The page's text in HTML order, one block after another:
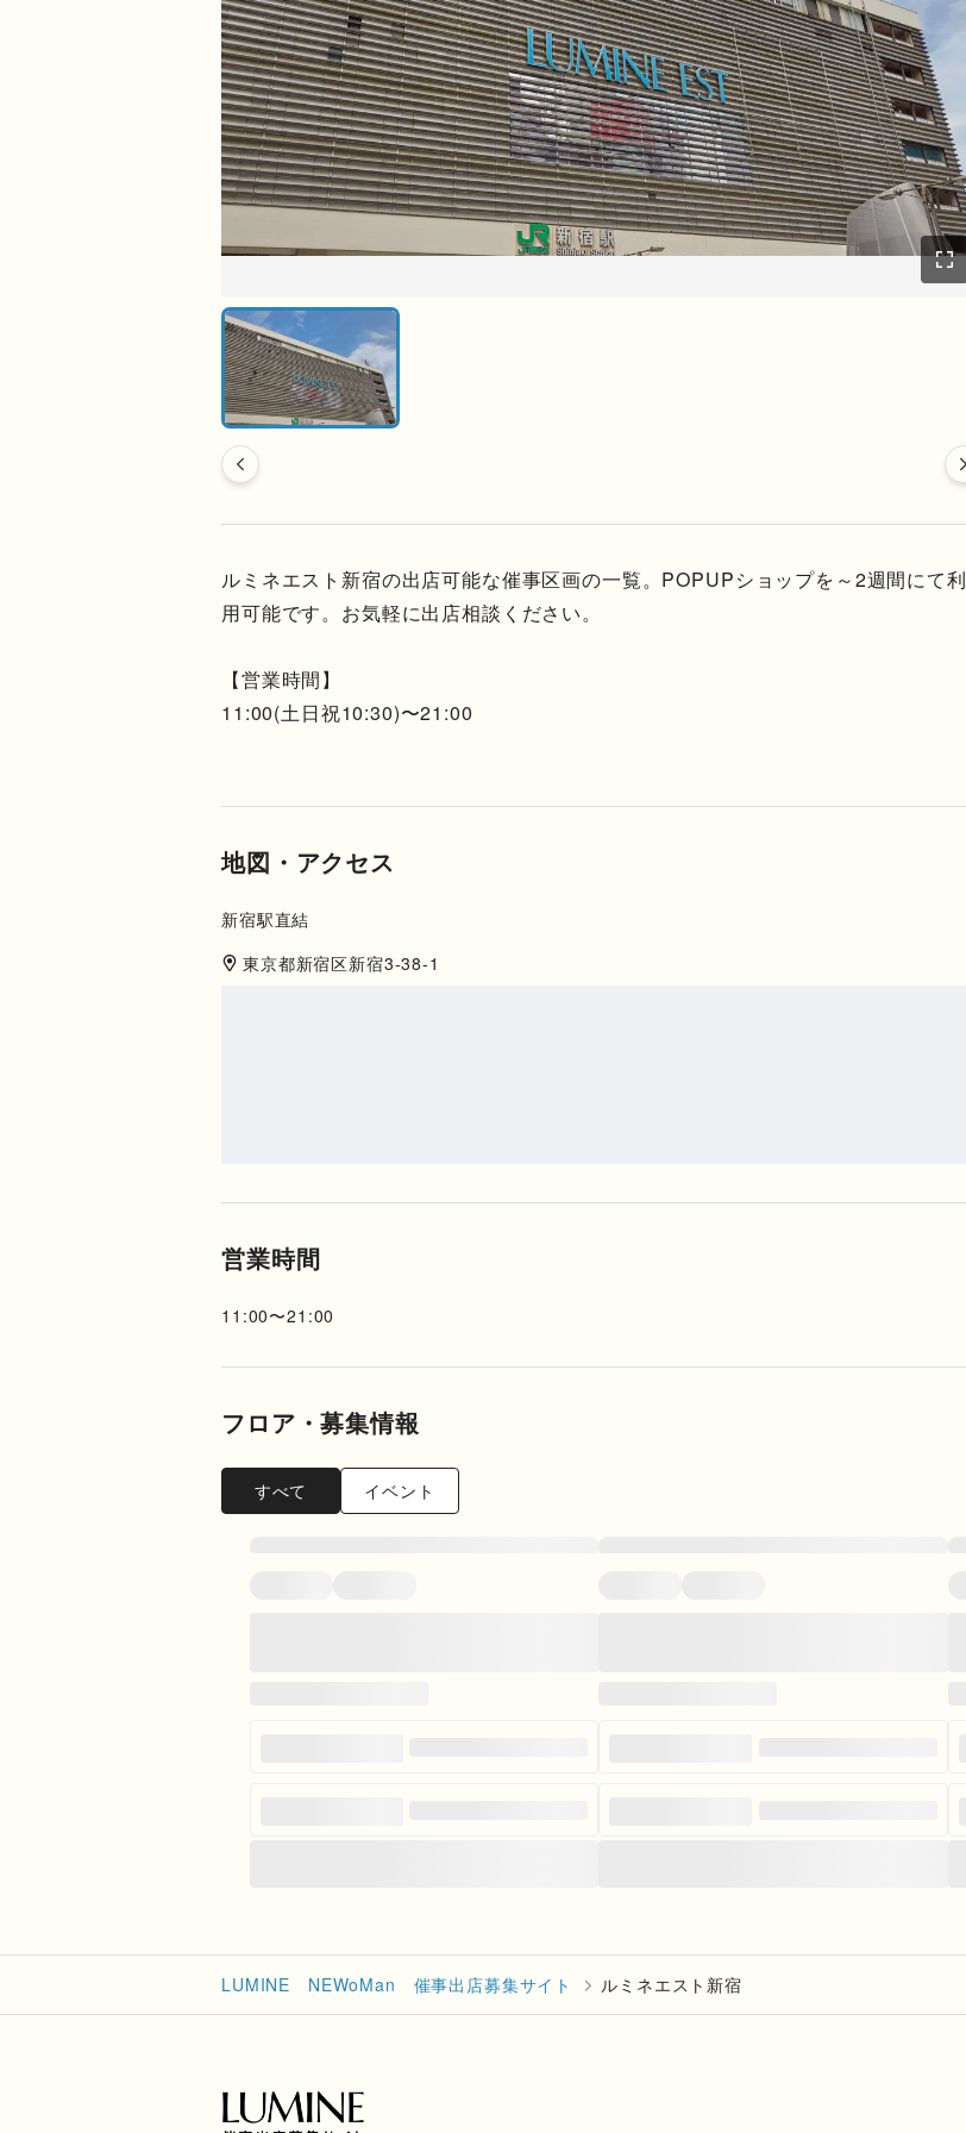
ルミネエスト新宿の出店可能な催事区画の一覧。POPUPショップを～2週間にて利
用可能です。お気軽に出店相談ください。
【営業時間】
11:00(土日祝10:30)〜21:00
地図・アクセス
新宿駅直結
東京都新宿区新宿3-38-1
営業時間
11:00〜21:00
フロア・募集情報
すべて イベント
LUMINE NEWoMan 催事出店募集サイト ルミネエスト新宿